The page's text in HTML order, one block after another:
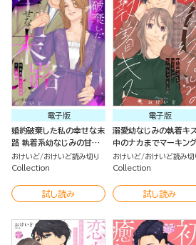
電子版
婚約破棄した私の幸せな末
路 執着系幼なじみの甘い
策略（単話版）
おけいど おけいど読み切り
Collection
試し読み
電子版
溺愛幼なじみの執着キス
中のナカまでマーキン
れちゃいました（単話版）
おけいど おけいど読み切
Collection
試し読み